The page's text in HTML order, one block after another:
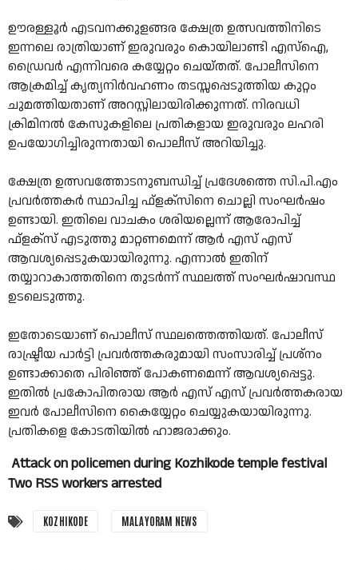
ഊരള്ളൂർ എടവനക്കുളങ്ങര ക്ഷേത്ര ഉത്സവത്തിനിടെ
ഇന്നലെ രാത്രിയാണ് ഇരുവരും കൊയിലാണ്ടി എസ്ഐ,
ഡ്രൈവർ എന്നിവരെ കയ്യേറ്റം ചെയ്തത്. പോലീസിനെ
ആക്രമിച്ച് കൃത്യനിർവഹണം തടസ്സപ്പെടുത്തിയ കുറ്റം
ചുമത്തിയതാണ് അറസ്റ്റിലായിരിക്കുന്നത്. നിരവധി
ക്രിമിനൽ കേസുകളിലെ പ്രതികളായ ഇരുവരും ലഹരി
ഉപയോഗിച്ചിരുന്നതായി പൊലീസ് അറിയിച്ചു.
ക്ഷേത്ര ഉത്സവത്തോടനുബന്ധിച്ച് പ്രദേശത്തെ സി.പി.എം
പ്രവർത്തകർ സ്ഥാപിച്ച ഫ്‌ളക്‌സിനെ ചൊല്ലി സംഘർഷം
ഉണ്ടായി. ഇതിലെ വാചകം ശരിയല്ലെന്ന് ആരോപിച്ച്
ഫ്‌ളക്‌സ് എടുത്തു മാറ്റണമെന്ന് ആർ എസ് എസ്
ആവശ്യപ്പെടുകയായിരുന്നു. എന്നാൽ ഇതിന്
തയ്യാറാകാത്തതിനെ തുടർന്ന് സ്ഥലത്ത് സംഘർഷാവസ്ഥ
ഉടലെടുത്തു.
ഇതോടെയാണ് പൊലീസ് സ്ഥലത്തെത്തിയത്. പോലീസ്
രാഷ്ട്രീയ പാർട്ടി പ്രവർത്തകരുമായി സംസാരിച്ച് പ്രശ്‌നം
ഉണ്ടാക്കാതെ പിരിഞ്ഞ് പോകണമെന്ന് ആവശ്യപ്പെട്ടു.
ഇതിൽ പ്രകോപിതരായ ആർ എസ് എസ് പ്രവർത്തകരായ
ഇവര്‍ പോലീസിനെ കൈയ്യേറ്റം ചെയ്യുകയായിരുന്നു.
പ്രതികളെ കോടതിയിൽ ഹാജരാക്കും.
Attack on policemen during Kozhikode temple festival
Two RSS workers arrested
KOZHIKODE MALAYORAM NEWS